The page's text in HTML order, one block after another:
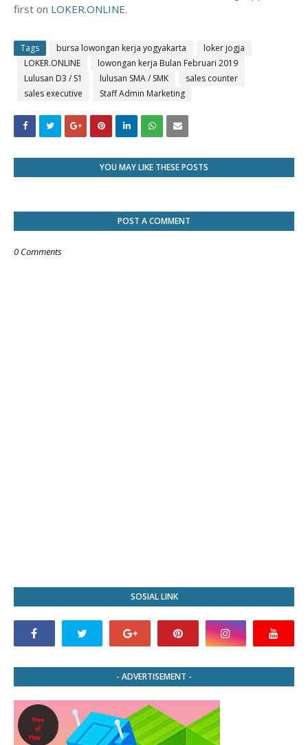
first on LOKER.ONLINE.
Tags bursa lowongan kerja yogyakarta
loker jogja
LOKER.ONLINE
lowongan kerja Bulan Februari 2019
Lulusan D3 / S1
lulusan SMA / SMK
sales counter
sales executive
Staff Admin Marketing
YOU MAY LIKE THESE POSTS
POST A COMMENT
0 Comments
SOSIAL LINK
- ADVERTISEMENT -